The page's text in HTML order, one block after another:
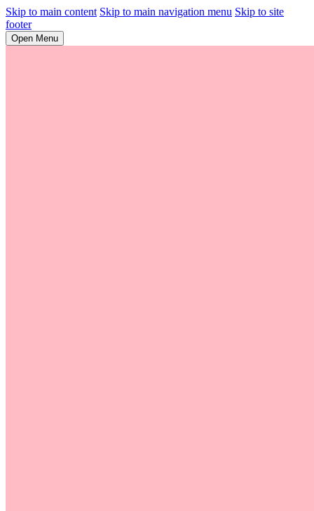
Skip to main content Skip to main navigation menu Skip to site
footer
Open Menu